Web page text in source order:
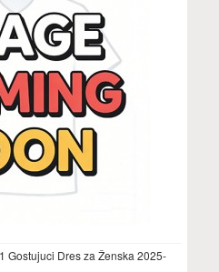
Gostujuci Dres za Ženska 2025-